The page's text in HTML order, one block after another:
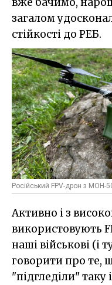
загалом
стійкості до РЕБ.
Російський FPV-дрон з МОН-
Активно і з
використовують
наші військові
говорити про те,
"підгледіли"